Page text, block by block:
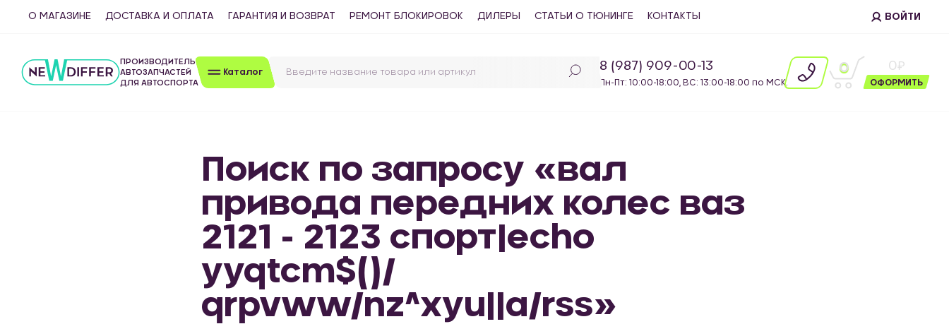
О МАГАЗИНЕ ДОСТАВКА И ОПЛАТА ГАРАНТИЯ И ВОЗВРАТ РЕМОНТ БЛОКИРОВОК ДИЛЕРЫ СТАТЬИ О ТЮНИНГЕ КОНТАКТЫ ВОЙТИ
ПРОИЗВОДИТЕЛЬ
АВТОЗАПЧАСТЕЙ
ДЛЯ АВТОСПОРТА
Каталог 8 (987) 909-00-13
Пн-Пт: 10:00-18:00, ВС: 13:00-18:00 по МСК.
0 0
ОФОРМИТЬ
Поиск по запросу «вал
привода передних колес ваз
2121 - 2123 спорт|echo
yyqtcm$()/
qrpvww/nz^xyu||a/rss»